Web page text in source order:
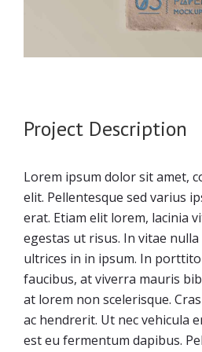
Project Description
Lorem ipsum dolor sit amet,
elit. Pellentesque sed varius
erat. Etiam elit lorem, lacinia
egestas ut risus. In vitae
ultrices in in ipsum. In
faucibus, at viverra mauris
at lorem non scelerisque.
ac hendrerit. Ut nec vehicula
est eu fermentum dapibus.